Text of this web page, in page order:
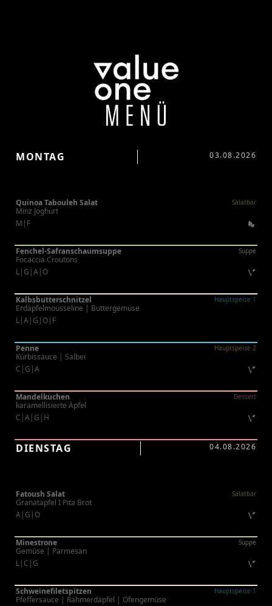
MONTAG 03.08.2026
Quinoa Tabouleh Salat Salatbar
Minz Joghurt
M|F
Fenchel-Safranschaumsuppe Suppe
Focaccia Croutons
L|G|A|O
Kalbsbutterschnitzel Hauptspeise 1
Erdäpfelmousseline | Buttergemüse
L|A|G|O|F
Penne Hauptspeise 2
Kürbissauce | Salbei
C|G|A
Mandelkuchen Dessert
karamellisierte Äpfel
C|A|G|H
DIENSTAG 04.08.2026
Fatoush Salat Salatbar
Granatapfel I Pita Brot
A|G|O
Minestrone Suppe
Gemüse | Parmesan
L|C|G
Schweinefiletspitzen Hauptspeise 1
Pfeffersauce | Rahmerdäpfel | Ofengemüse